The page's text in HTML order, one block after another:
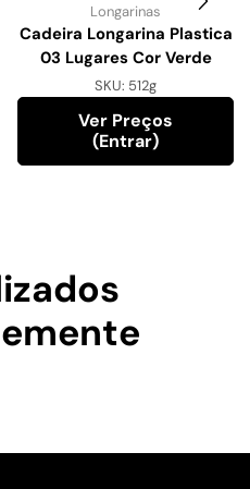
Longarinas
Cadeira Longarina Plastica
03 Lugares Cor Verde
SKU: 512g
Ver Preços
(entrar)